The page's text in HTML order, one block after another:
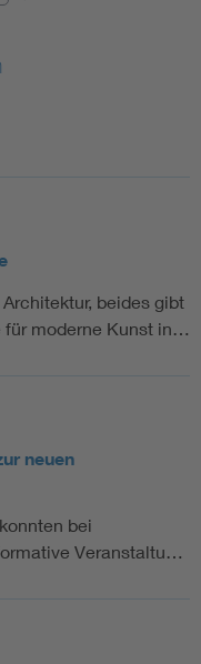
beides gibt
für moderne Kunst in…
neuen
bei
Veranstaltu…